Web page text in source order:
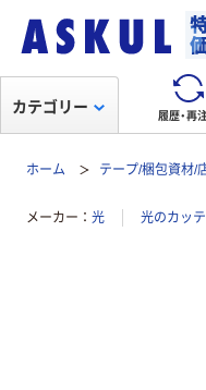
履歴・再
カテゴリー
ホーム テープ/梱包資材/
メーカー 光 光のカッ